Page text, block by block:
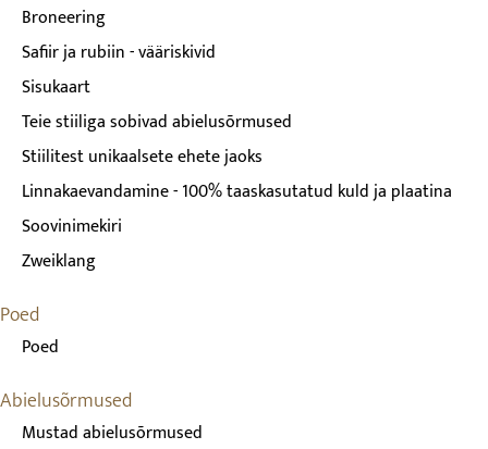
Broneering
Safiir ja rubiin - vääriskivid
Sisukaart
Teie stiiliga sobivad abielusõrmused
Stiilitest unikaalsete ehete jaoks
Linnakaevandamine - 100% taaskasutatud kuld ja plaatina
Soovinimekiri
Zweiklang
Poed
Poed
Abielusõrmused
Mustad abielusõrmused